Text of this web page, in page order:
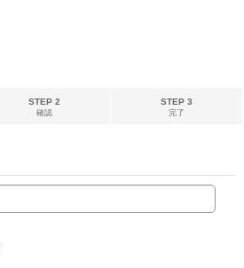
STEP 2
確認
STEP 3
完了